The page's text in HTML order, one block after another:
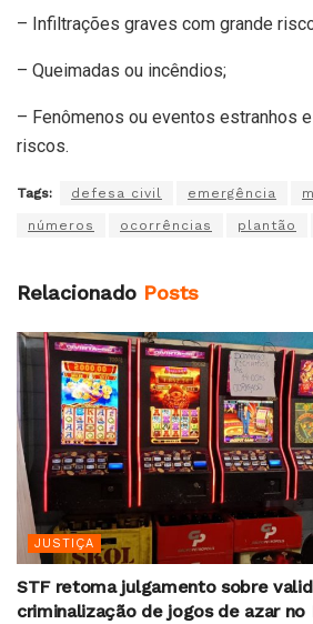
– Infiltrações graves com grande
– Queimadas ou incêndios;
– Fenômenos ou eventos estranhos
riscos.
Tags: defesa civil emergência
números ocorrências plantão
Relacionado Posts
JUSTIÇA
STF retoma julgamento sobre
criminalização de jogos de azar no